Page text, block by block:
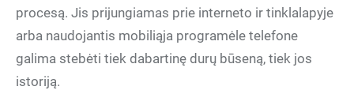
procesą. Jis prijungiamas prie interneto ir tinklalapyje
arba naudojantis mobiliąja programėle telefone
galima stebėti tiek dabartinę durų būseną, tiek jos
istoriją.